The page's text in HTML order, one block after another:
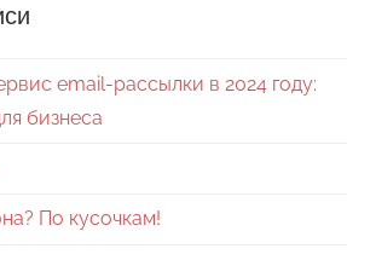
email-рассылки в 2024 году:
бизнеса
По кусочкам!